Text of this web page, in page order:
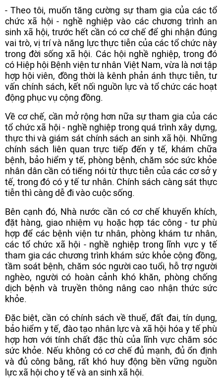
- Theo tôi, muốn tăng cường sự tham gia của các tổ
chức xã hội - nghề nghiệp vào các chương trình an
sinh xã hội, trước hết cần có cơ chế để ghi nhận đúng
vai trò, vị trí và năng lực thực tiễn của các tổ chức này
trong đời sống xã hội. Các hội nghề nghiệp, trong đó
có Hiệp hội Bệnh viện tư nhân Việt Nam, vừa là nơi tập
hợp hội viên, đồng thời là kênh phản ánh thực tiễn, tư
vấn chính sách, kết nối nguồn lực và tổ chức các hoạt
động phục vụ cộng đồng.
Về cơ chế, cần mở rộng hơn nữa sự tham gia của các
tổ chức xã hội - nghề nghiệp trong quá trình xây dựng,
thực thi và giám sát chính sách an sinh xã hội. Những
chính sách liên quan trực tiếp đến y tế, khám chữa
bệnh, bảo hiểm y tế, phòng bệnh, chăm sóc sức khỏe
nhân dân cần có tiếng nói từ thực tiễn của các cơ sở y
tế, trong đó có y tế tư nhân. Chính sách càng sát thực
tiễn thì càng dễ đi vào cuộc sống.
Bên cạnh đó, Nhà nước cần có cơ chế khuyến khích,
đặt hàng, giao nhiệm vụ hoặc hợp tác công - tư phù
hợp để các bệnh viện tư nhân, phòng khám tư nhân,
các tổ chức xã hội - nghề nghiệp trong lĩnh vực y tế
tham gia các chương trình khám sức khỏe cộng đồng,
tầm soát bệnh, chăm sóc người cao tuổi, hỗ trợ người
nghèo, người có hoàn cảnh khó khăn, phòng chống
dịch bệnh và truyền thông nâng cao nhận thức sức
khỏe.
Đặc biệt, cần có chính sách về thuế, đất đai, tín dụng,
bảo hiểm y tế, đào tạo nhân lực và xã hội hóa y tế phù
hợp hơn với tính chất đặc thù của lĩnh vực chăm sóc
sức khỏe. Nếu không có cơ chế đủ mạnh, đủ ổn định
và đủ công bằng, rất khó huy động bền vững nguồn
lực xã hội cho y tế và an sinh xã hội.